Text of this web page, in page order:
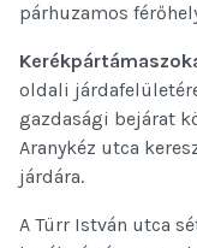
párhuzamos
oldali
gazdasági bejárat
Aranykéz utca
járdára.
A Türr István utca